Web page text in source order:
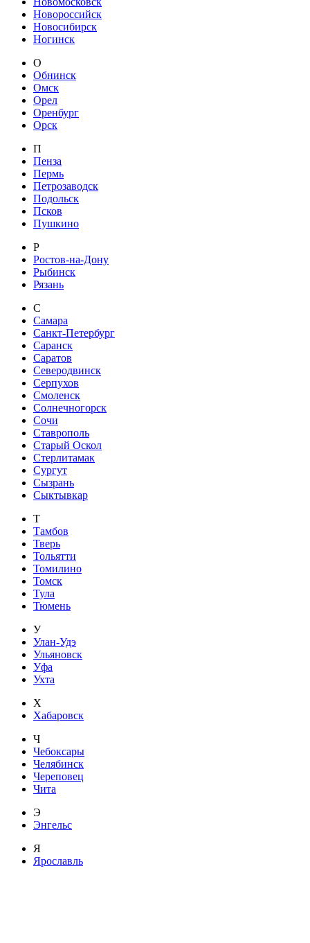
Новороссийск
Новосибирск
Ногинск
О
Обнинск
Омск
Орел
Оренбург
Орск
П
Пенза
Пермь
Петрозаводск
Подольск
Псков
Пушкино
Р
Ростов-на-Дону
Рыбинск
Рязань
С
Самара
Санкт-Петербург
Саранск
Саратов
Северодвинск
Серпухов
Смоленск
Солнечногорск
Сочи
Ставрополь
Старый Оскол
Стерлитамак
Сургут
Сызрань
Сыктывкар
Т
Тамбов
Тверь
Тольятти
Томилино
Томск
Тула
Тюмень
У
Улан-Удэ
Ульяновск
Уфа
Ухта
Х
Хабаровск
Ч
Чебоксары
Челябинск
Череповец
Чита
Э
Энгельс
Я
Ярославль